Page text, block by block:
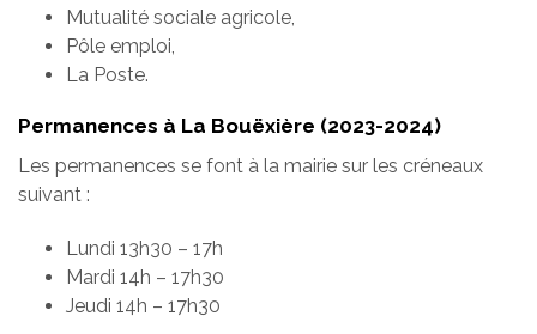
Mutualité sociale agricole,
Pôle emploi,
La Poste.
Permanences à La Bouëxière (2023-2024)
Les permanences se font à la mairie sur les créneaux
suivant :
Lundi 13h30 – 17h
Mardi 14h – 17h30
Jeudi 14h – 17h30